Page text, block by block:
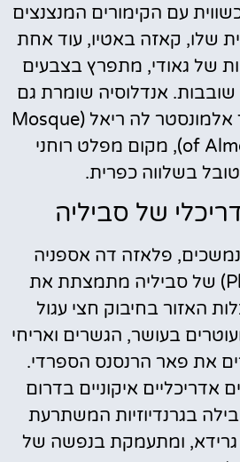
עם הקימורים המנצנצים
שלו, קאזה באטיו, עוד אחת
של גאודי, מתפרץ בצבעים
שובבות. אנדלוסיה שומרת גם
על אוצר חבוי, מסגד אלמונסטר לה ריאל (Mosque
of Almonaster la Real), מקום מפלט רוחני
בשלווה כפרית.
של סביליה
פלאזה דה אספניה
(Plaza de España) של סביליה מתמצתת את
האזור בחיבוק חצי עגול
בעושר, הגשרים ואריחי
את פאר הרנסנס הספרדי.
אדריכליים איקוניים בדרום
בגרנדיוזיות המשתרעת
ומתעמקת בנפשה של